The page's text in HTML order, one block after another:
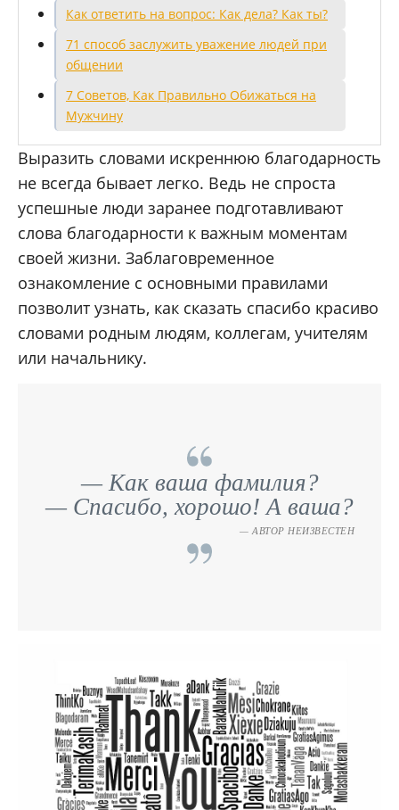
Как ответить на вопрос: Как дела? Как ты?
71 способ заслужить уважение людей при
общении
7 Советов, Как Правильно Обижаться на
Мужчину
Выразить словами искреннюю благодарность
не всегда бывает легко. Ведь не спроста
успешные люди заранее подготавливают
слова благодарности к важным моментам
своей жизни. Заблаговременное
ознакомление с основными правилами
позволит узнать, как сказать спасибо красиво
словами родным людям, коллегам, учителям
или начальнику.
— Как ваша фамилия?
— Спасибо, хорошо! А ваша?
АВТОР НЕИЗВЕСТЕН